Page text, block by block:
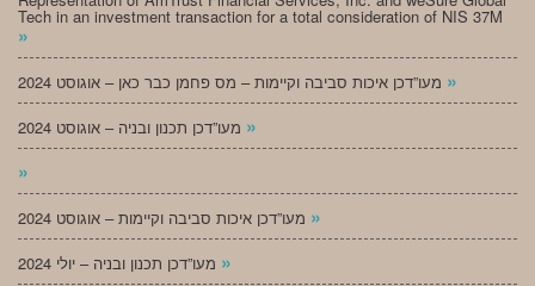
Tech in an investment transaction for a total consideration of NIS 37M
»
»
»
»
»
»